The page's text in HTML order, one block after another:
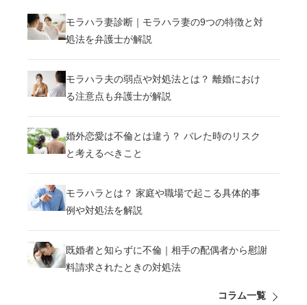
モラハラ妻診断｜モラハラ妻の9つの特徴と対
処法を弁護士が解説
モラハラ夫の弱点や対処法とは？ 離婚におけ
る注意点も弁護士が解説
婚外恋愛は不倫とは違う？ バレた時のリスク
と考えるべきこと
モラハラとは？ 家庭や職場で起こる具体的事
例や対処法を解説
既婚者と知らずに不倫｜相手の配偶者から慰謝
料請求されたときの対処法
コラム一覧